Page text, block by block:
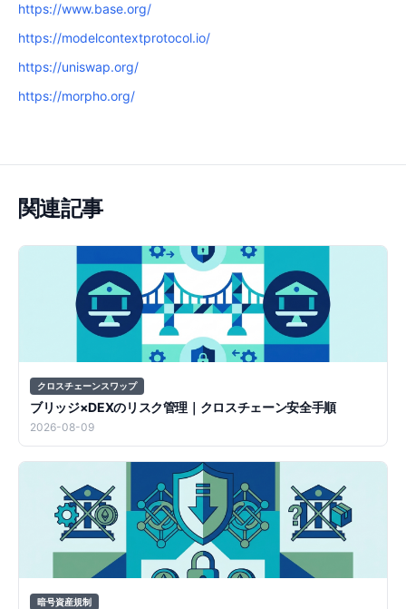
https://www.base.org/
https://modelcontextprotocol.io/
https://uniswap.org/
https://morpho.org/
関連記事
クロスチェーンスワップ
ブリッジ×DEXのリスク管理｜クロスチェーン安全手順
2026-08-09
暗号資産規制